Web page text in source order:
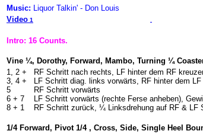
Music: Liquor Talkin' - Don Louis
Video 1
Intro: 16 Counts.
Vine ¼, Dorothy, Forward, Mambo, Turning ¼
1, 2 +
3, 4 +
5
6 + 7
8 + 1
RF Schritt nach rechts, LF hinter dem RF
LF Schritt diag. links vorwärts, RF hinter dem
RF Schritt vorwärts
LF Schritt vorwärts (rechte Ferse anheben),
RF Schritt zurück, ¼ Linksdrehung auf RF & LF
1/4 Forward, Pivot 1/4 , Cross, Side, Single Heel